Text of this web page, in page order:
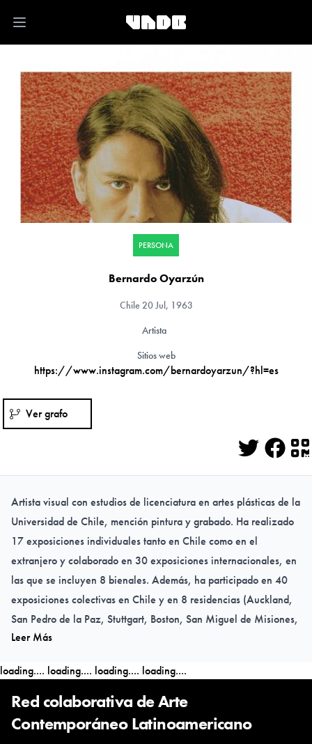
Open main menu
PERSONA
Bernardo Oyarzún
Chile 20 Jul, 1963
Artista
Sitios web
https://www.instagram.com/bernardoyarzun/?hl=es
Ver grafo
Twitter
Artista visual con estudios de licenciatura en artes plásticas de la
Universidad de Chile, mención pintura y grabado. Ha realizado
17 exposiciones individuales tanto en Chile como en el
extranjero y colaborado en 30 exposiciones internacionales, en
las que se incluyen 8 bienales. Además, ha participado en 40
exposiciones colectivas en Chile y en 8 residencias (Auckland,
San Pedro de la Paz, Stuttgart, Boston, San Miguel de Misiones,
Medellín, Marsella y Valparaíso). Además, desde el 2011 ha
Altazor 2011 (Premio Artes Mediales), la beca Art Forum
Competition de la Universidad de Harvard (Fundación
Rockefeller), 4 asignaciones de Fondart (proyectos de creación),
y el Primer lugar Concurso Artes y Letras.
Leer Más
loading.... loading.... loading.... loading....
Red colaborativa de Arte
Contemporáneo Latinoamericano